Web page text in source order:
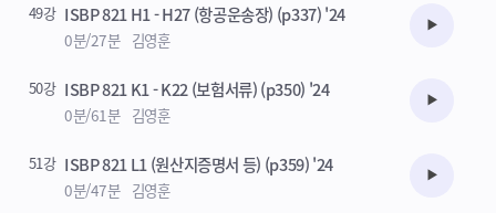
49강 ISBP 821 H1 - H27 (항공운송장) (p337) '24
0분/27분 김영훈 수강준비
50강 ISBP 821 K1 - K22 (보험서류) (p350) '24
0분/61분 김영훈 수강준비
51강 ISBP 821 L1 (원산지증명서 등) (p359) '24
0분/47분 김영훈 수강준비